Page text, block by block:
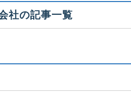
社の記事一覧